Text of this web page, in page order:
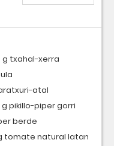
g txahal-xerra
atal
g pikillo-piper gorri
berde
tomate natural latan